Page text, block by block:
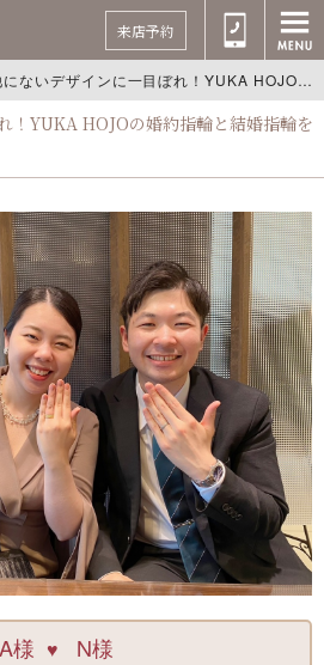
来店予約
ないデザインに一目ぼれ！YUKA HOJOの婚約指輪と結婚指輪を選んだおふたり
！YUKA HOJOの婚約指輪と結婚指輪を
A様 ♥ N様